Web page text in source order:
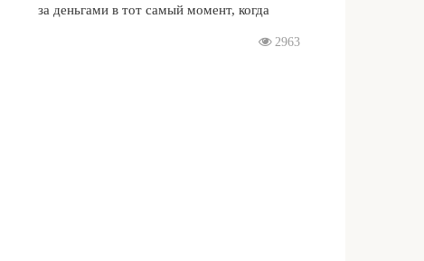
за деньгами в тот самый момент, когда
2963